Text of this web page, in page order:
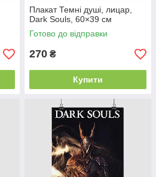
Плакат Темні душі, лицар,
Dark Souls, 60×39 см
Готово до відправки
270 ₴
Купити